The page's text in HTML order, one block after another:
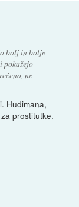
bolj in bolje
pokažejo
ne
Hudimana,
prostitutke.